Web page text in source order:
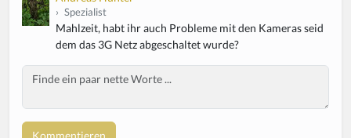
› Spezialist
Mahlzeit, habt ihr auch Probleme mit den Kameras seid
dem das 3G Netz abgeschaltet wurde?
Body